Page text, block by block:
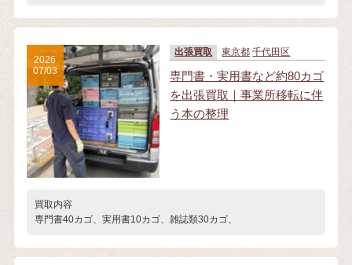
出張買取 東京都 千代田区
専門書・実用書など約80カゴ
を出張買取｜事業所移転に伴
う本の整理
買取内容
専門書40カゴ、実用書10カゴ、雑誌類30カゴ、
2026
07/03